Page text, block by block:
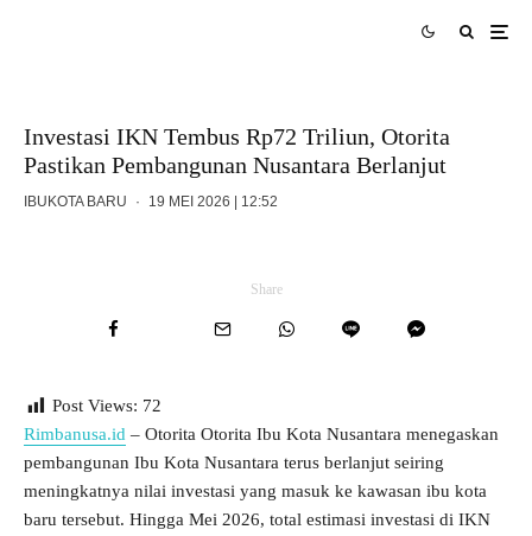
Investasi IKN Tembus Rp72 Triliun, Otorita
Pastikan Pembangunan Nusantara Berlanjut
IBUKOTA BARU · 19 MEI 2026 | 12:52
Share
Post Views: 72
Rimbanusa.id – Otorita Otorita Ibu Kota Nusantara menegaskan
pembangunan Ibu Kota Nusantara terus berlanjut seiring
meningkatnya nilai investasi yang masuk ke kawasan ibu kota
baru tersebut. Hingga Mei 2026, total estimasi investasi di IKN